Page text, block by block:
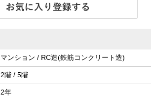
マンション / RC造(鉄筋コンクリート造)
2階 / 5階
2年